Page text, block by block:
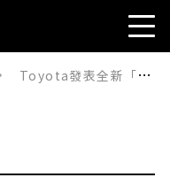
Toyota發表全新「Land Cruiser 70」！搭載4.2L inline-6引擎並強化「manual」設定！也提供230hp的強勁版本，這款正統越野車在南非登場！